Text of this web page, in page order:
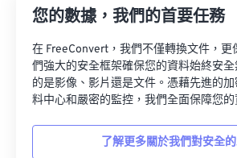
您的數據，我們的首要任務
在 FreeConvert，我們不僅轉換文件，更
們強大的安全框架確保您的資料始終安
的是影像、影片還是文件。憑藉先進的
料中心和嚴密的監控，我們全面保障您的
了解更多關於我們對安全